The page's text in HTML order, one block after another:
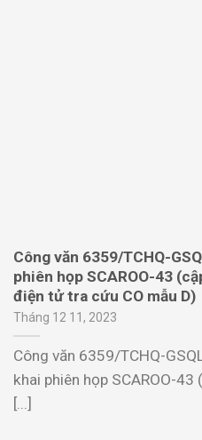
Công văn 6359/TCHQ-
phiên họp SCAROO-43
điện tử tra cứu CO mẫu D)
Tháng 12 11, 2023
Công văn 6359/TCHQ-
khai phiên họp SCAROO-
[...]